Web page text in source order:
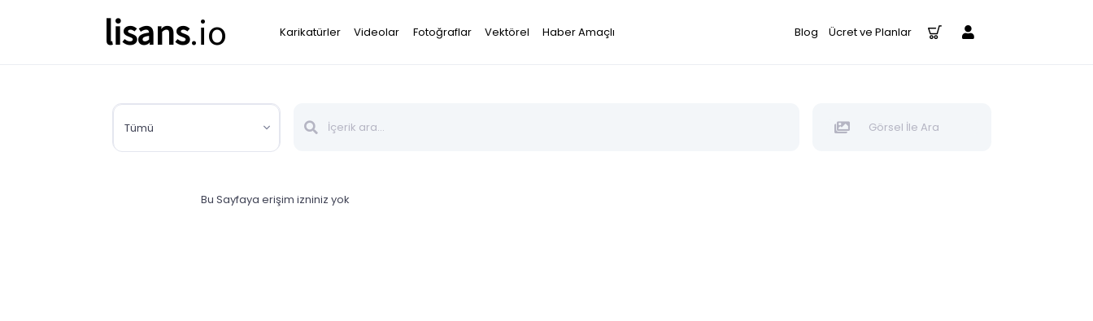
lisans.io Karikatürler Videolar Fotoğraflar Vektörel Haber Amaçlı Blog Ücret ve Planlar
Tümü Görsel İle Ara
Bu Sayfaya erişim izniniz yok